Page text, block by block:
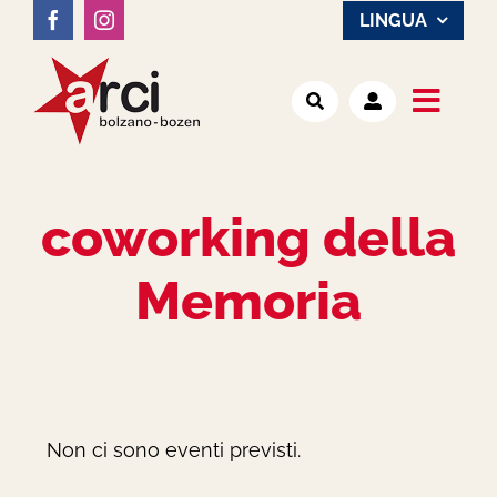
contenuto
LINGUA
Attività
coworking della
Memoria
Non ci sono eventi previsti.